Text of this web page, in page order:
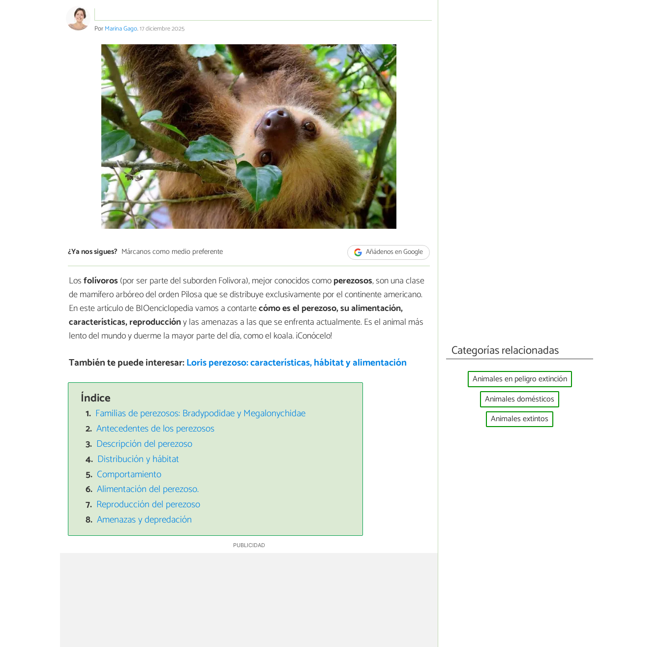
PorMarina Gago.17 diciembre 2025
¿Ya nos sigues? Márcanos como medio preferente Añádenos en Google
Losfolívoros (por ser parte del suborden Folivora), mejor conocidos comoperezosos, son una clase
de mamífero arbóreo del orden Pilosa que se distribuye exclusivamente por el continente americano.
En este artículo de BIOenciclopedia vamos a contartecómo es el perezoso, su alimentación,
características, reproduccióny las amenazas a las que se enfrenta actualmente. Es el animal más
lento del mundo y duerme la mayor parte del día, como el koala. ¡Conócelo!
También te puede interesar:Loris perezoso: características, hábitat y alimentación
Índice
Familias de perezosos: Bradypodidae y Megalonychidae
Antecedentes de los perezosos
Descripción del perezoso
Distribución y hábitat
Comportamiento
Alimentación del perezoso.
Reproducción del perezoso
Amenazas y depredación
Categorías relacionadas
Animales en peligro extinción
Animales domésticos
Animales extintos